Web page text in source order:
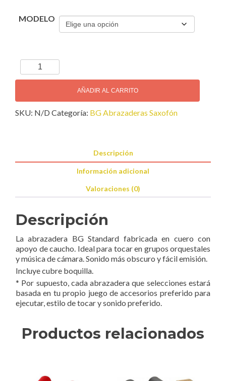
MODELO
Estándar
Saxofón
cantidad
AÑADIR AL CARRITO
SKU: N/D Categoría: BG Abrazaderas Saxofón
Descripción
Información adicional
Valoraciones (0)
Descripción
La abrazadera BG Standard fabricada en cuero con
apoyo de caucho. Ideal para tocar en grupos orquestales
y música de cámara. Sonido más obscuro y fácil emisión.
Incluye cubre boquilla.
* Por supuesto, cada abrazadera que selecciones estará
basada en tu propio juego de accesorios preferido para
ejecutar, estilo de tocar y sonido preferido.
Productos relacionados